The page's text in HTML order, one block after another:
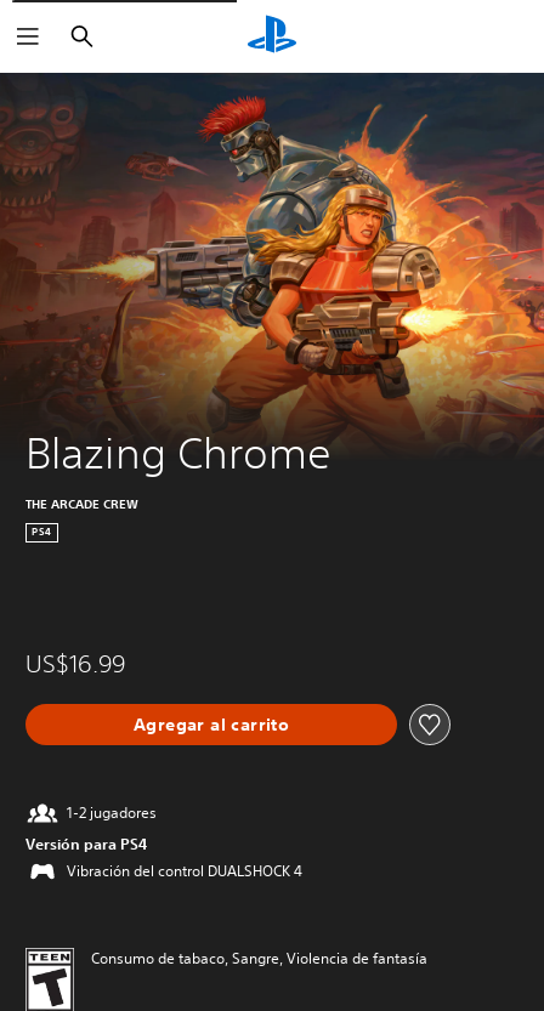
Buscar
Blazing Chrome
THE ARCADE CREW
PS4
US$16.99
Agregar al carrito
1-2 jugadores
Versión para PS4
Vibración del control DUALSHOCK 4
Consumo de tabaco, Sangre, Violencia de fantasía